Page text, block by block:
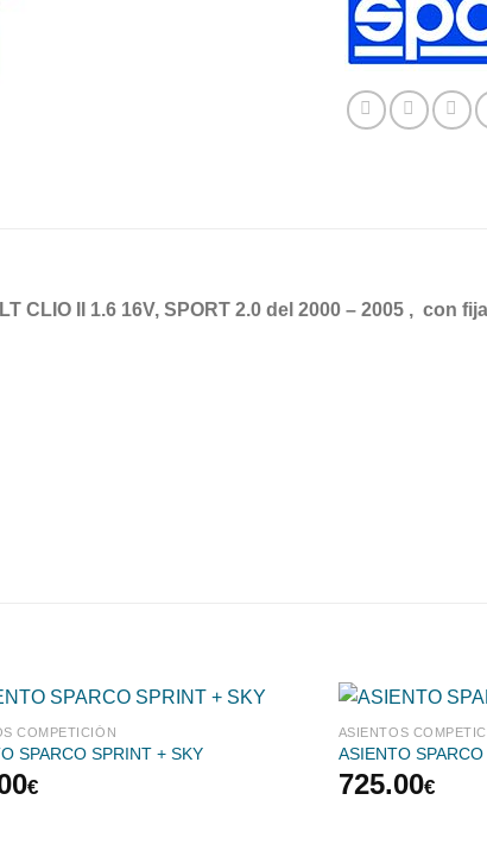
CLIO II 1.6 16V, SPORT 2.0 del 2000 – 2005 , con
COMPETICIÓN
SPARCO SPRINT + SKY
€
ASIENTOS
ASIENTO
725.00€